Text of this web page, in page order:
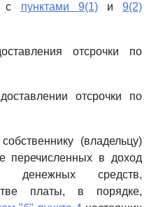
с пунктами 9(1)и9(2)
отсрочки по
отсрочки по
(владельцу)
перечисленных в доход
денежных средств,
платы, в порядке,